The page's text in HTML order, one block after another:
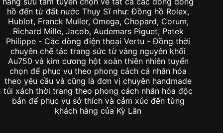
hồ đến từ đất nước Thụy Sĩ như: Đồng hồ Rolex,
Hublot, Franck Muller, Omega, Chopard, Corum,
Richard Mille, Jacob, Audemars Piguet, Patek
Philippe - Các dòng điện thoại Vertu - Đồng thời
chuyên chế tác trang sức từ vàng nguyên khối
Au750 và kim cương hột xoàn thiên nhiên tuyển
chọn để phục vụ theo phong cách cá nhân hóa
theo yêu cầu và cũng là đơn vị chuyên handmade
túi xách thời trang theo phong cách nhân hóa độc
bản để phục vụ sở thích và cảm xúc đến từng
khách hàng của Kỳ Lân